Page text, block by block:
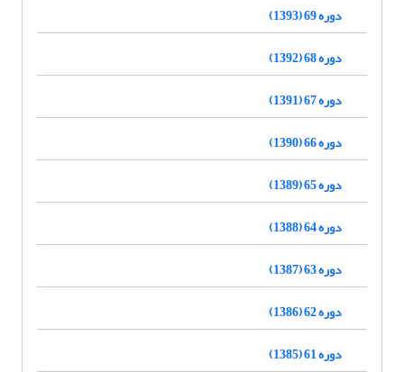
دوره 69 (1393)
دوره 68 (1392)
دوره 67 (1391)
دوره 66 (1390)
دوره 65 (1389)
دوره 64 (1388)
دوره 63 (1387)
دوره 62 (1386)
دوره 61 (1385)